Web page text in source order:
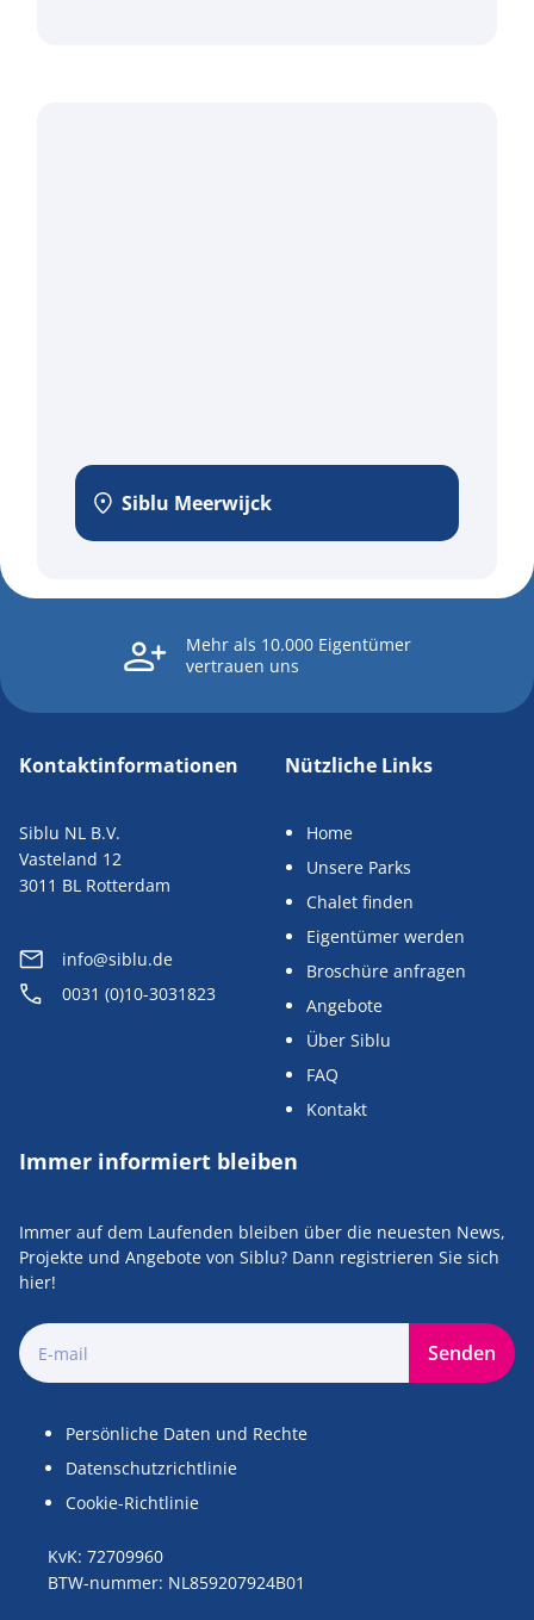
Siblu Meerwijck
Mehr als 10.000 Eigentümer
vertrauen uns
Kontaktinformationen
Siblu NL B.V.
Vasteland 12
3011 BL Rotterdam
info@siblu.de
0031 (0)10-3031823
Nützliche Links
Home
Unsere Parks
Chalet finden
Eigentümer werden
Broschüre anfragen
Angebote
Über Siblu
FAQ
Kontakt
Immer informiert bleiben
Immer auf dem Laufenden bleiben über die neuesten News,
Projekte und Angebote von Siblu? Dann registrieren Sie sich
hier!
Senden
KvK: 72709960
BTW-nummer: NL859207924B01
Persönliche Daten und Rechte
Datenschutzrichtlinie
Cookie-Richtlinie